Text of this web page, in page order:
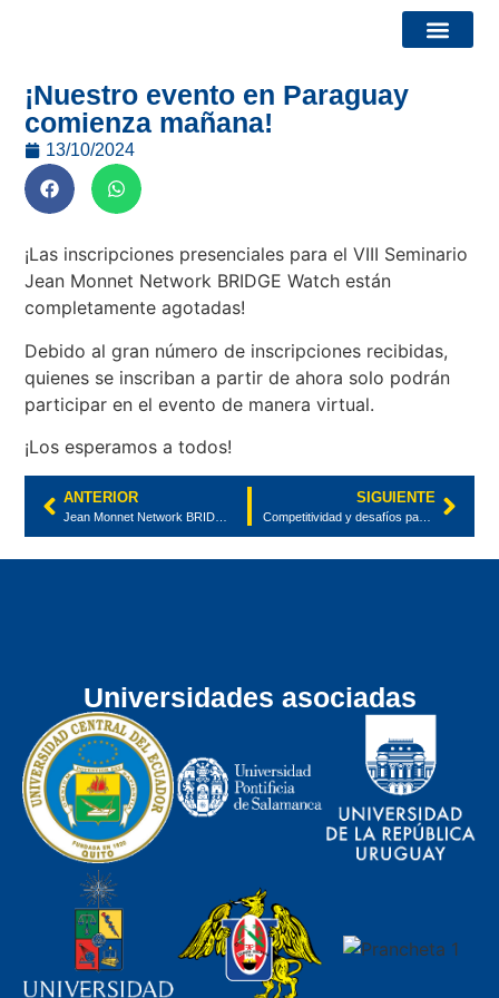
¡Nuestro evento en Paraguay
comienza mañana!
13/10/2024
¡Las inscripciones presenciales para el VIII Seminario
Jean Monnet Network BRIDGE Watch están
completamente agotadas!
Debido al gran número de inscripciones recibidas,
quienes se inscriban a partir de ahora solo podrán
participar en el evento de manera virtual.
¡Los esperamos a todos!
ANTERIOR SIGUIENTE
Universidades asociadas